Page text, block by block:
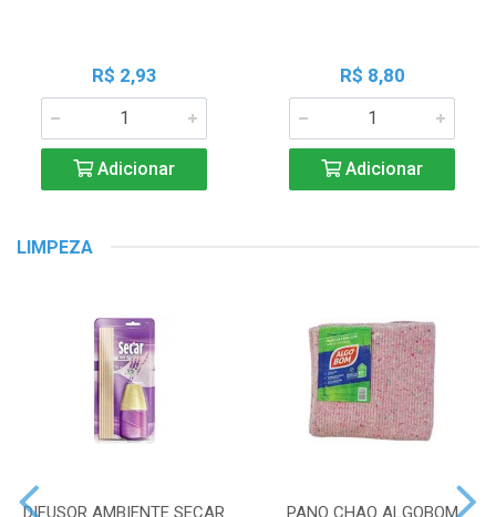
R$ 2,93
Adicionar
R$ 8,80
Adicionar
LIMPEZA
DIFUSOR AMBIENTE SECAR PANO CHAO ALGOBOM